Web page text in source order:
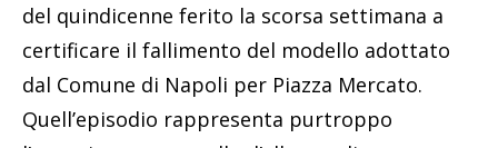
del quindicenne ferito la scorsa settimana a
certificare il fallimento del modello adottato
dal Comune di Napoli per Piazza Mercato.
Quell’episodio rappresenta purtroppo